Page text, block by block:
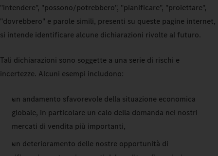
"intendere", "possono/potrebbero", "pianificare", "proiettare",
"dovrebbero" e parole simili, presenti su queste pagine internet,
si intende identificare alcune dichiarazioni rivolte al futuro.
Tali dichiarazioni sono soggette a una serie di rischi e
incertezze. Alcuni esempi includono:
un andamento sfavorevole della situazione economica
globale, in particolare un calo della domanda nei nostri
mercati di vendita più importanti,
un deterioramento delle nostre opportunità di